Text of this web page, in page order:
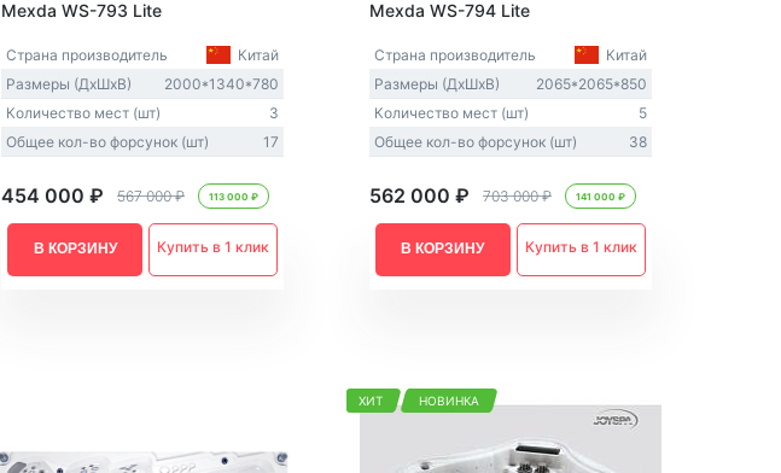
AquaVita
Bigeer
Mexda WS-793 Lite
Страна производитель
Китай
Размеры (ДxШxВ)
2000*1340*780
Количество мест (шт)
3
Общее кол-во форсунок (шт)
17
454 000 ₽ 567 000 ₽ 113 000 ₽
В КОРЗИНУ Купить в 1 клик
Mexda WS-794 Lite
Страна производитель
Китай
Размеры (ДxШxВ)
2065*2065*850
Количество мест (шт)
5
Общее кол-во форсунок (шт)
38
562 000 ₽ 703 000 ₽ 141 000 ₽
В КОРЗИНУ Купить в 1 клик
ХИТ НОВИНКА